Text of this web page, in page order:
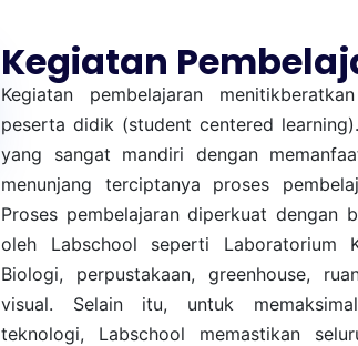
Kegiatan
Kegiatan pembelajaran
peserta didik (student centered
yang sangat mandiri dengan
menunjang terciptanya proses
Proses pembelajaran diperkuat dengan
oleh Labschool seperti Laboratorium
Biologi, perpustakaan, greenhouse,
visual. Selain itu, untuk
teknologi, Labschool memastikan